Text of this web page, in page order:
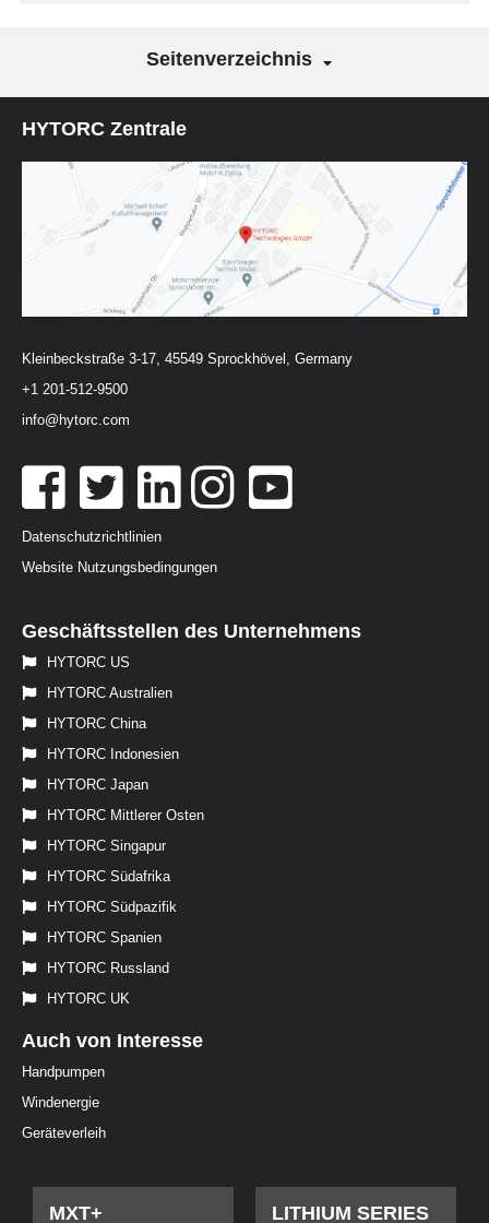
Seitenverzeichnis
HYTORC Zentrale
Kleinbeckstraße 3-17, 45549 Sprockhövel, Germany
+1 201-512-9500
info@hytorc.com
Datenschutzrichtlinien
Website Nutzungsbedingungen
Geschäftsstellen des Unternehmens
HYTORC US
HYTORC Australien
HYTORC China
HYTORC Indonesien
HYTORC Japan
HYTORC Mittlerer Osten
HYTORC Singapur
HYTORC Südafrika
HYTORC Südpazifik
HYTORC Spanien
HYTORC Russland
HYTORC UK
Auch von Interesse
Handpumpen
Windenergie
Geräteverleih
MXT+
LITHIUM SERIES